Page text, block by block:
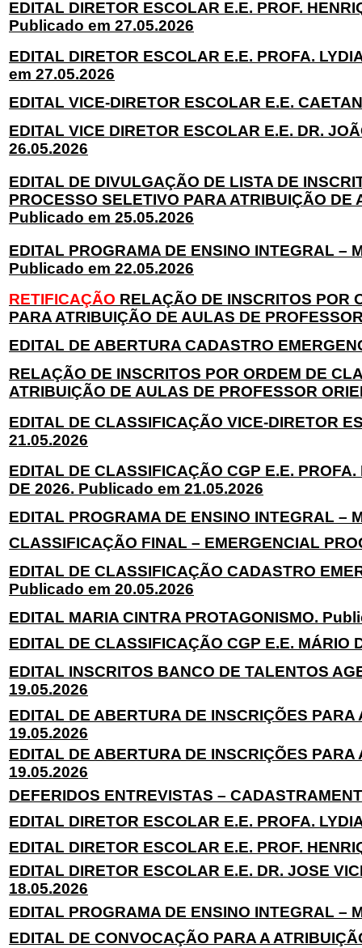
EDITAL DIRETOR ESCOLAR E.E. PROF.
Publicado em 27.05.2026
EDITAL DIRETOR ESCOLAR E.E. PROFA.
em 27.05.2026
EDITAL VICE-DIRETOR ESCOLAR E.E.
EDITAL VICE DIRETOR ESCOLAR E.E. DR.
26.05.2026
EDITAL DE DIVULGAÇÃO DE LISTA DE
PROCESSO SELETIVO PARA ATRIBUIÇÃO
Publicado em 25.05.2026
EDITAL PROGRAMA DE ENSINO INTEGRAL –
Publicado em 22.05.2026
RETIFICAÇÃO RELAÇÃO DE INSCRITOS POR
PARA ATRIBUIÇÃO DE AULAS DE
EDITAL DE ABERTURA CADASTRO
RELAÇÃO DE INSCRITOS POR ORDEM DE
ATRIBUIÇÃO DE AULAS DE PROFESSOR
EDITAL DE CLASSIFICAÇÃO VICE-DIRETOR
21.05.2026
EDITAL DE CLASSIFICAÇÃO CGP E.E.
DE 2026. Publicado em 21.05.2026
EDITAL PROGRAMA DE ENSINO INTEGRAL –
CLASSIFICAÇÃO FINAL – EMERGENCIAL
EDITAL DE CLASSIFICAÇÃO CADASTRO
Publicado em 20.05.2026
EDITAL MARIA CINTRA PROTAGONISMO.
EDITAL DE CLASSIFICAÇÃO CGP E.E. MÁRIO
EDITAL INSCRITOS BANCO DE TALENTOS
19.05.2026
EDITAL DE ABERTURA DE INSCRIÇÕES
19.05.2026
EDITAL DE ABERTURA DE INSCRIÇÕES
19.05.2026
DEFERIDOS ENTREVISTAS –
EDITAL DIRETOR ESCOLAR E.E. PROFA.
EDITAL DIRETOR ESCOLAR E.E. PROF.
EDITAL DIRETOR ESCOLAR E.E. DR. JOSE
18.05.2026
EDITAL PROGRAMA DE ENSINO INTEGRAL –
EDITAL DE CONVOCAÇÃO PARA A